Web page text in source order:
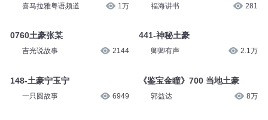
喜马拉雅粤语频道 1万
0760土豪张某
吉光说故事 2144
148-土豪宁玉宁
一只圆故事 6949
福海讲书 281
441-神秘土豪
卿卿有声 2.1万
《鉴宝金瞳》700 当地土豪
郭益达 8万